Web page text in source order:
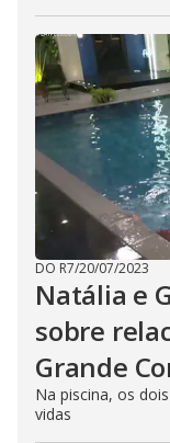
DO R7/20/07/2023
Natália e
sobre
Grande
Na piscina, os
vidas